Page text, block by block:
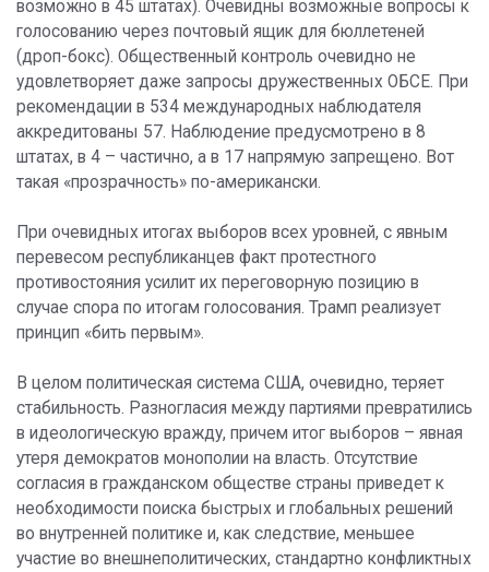
возможно в 45 штатах). Очевидны возможные вопросы к
голосованию через почтовый ящик для бюллетеней
(дроп-бокс). Общественный контроль очевидно не
удовлетворяет даже запросы дружественных ОБСЕ. При
рекомендации в 534 международных наблюдателя
аккредитованы 57. Наблюдение предусмотрено в 8
штатах, в 4 – частично, а в 17 напрямую запрещено. Вот
такая «прозрачность» по-американски.
При очевидных итогах выборов всех уровней, с явным
перевесом республиканцев факт протестного
противостояния усилит их переговорную позицию в
случае спора по итогам голосования. Трамп реализует
принцип «бить первым».
В целом политическая система США, очевидно, теряет
стабильность. Разногласия между партиями превратились
в идеологическую вражду, причем итог выборов – явная
утеря демократов монополии на власть. Отсутствие
согласия в гражданском обществе страны приведет к
необходимости поиска быстрых и глобальных решений
во внутренней политике и, как следствие, меньшее
участие во внешнеполитических, стандартно конфликтных